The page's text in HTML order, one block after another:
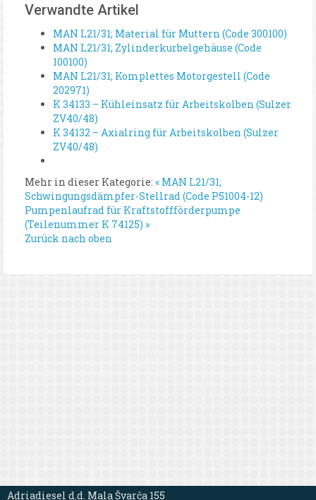
Verwandte Artikel
MAN L21/31; Material für Muttern (Code 300100)
MAN L21/31; Zylinderkurbelgehäuse (Code
100100)
MAN L21/31; Komplettes Motorgestell (Code
202971)
K 34133 – Kühleinsatz für Arbeitskolben (Sulzer
ZV40/48)
K 34132 – Axialring für Arbeitskolben (Sulzer
ZV40/48)
Mehr in dieser Kategorie: « MAN L21/31;
Schwingungsdämpfer-Stellrad (Code P51004-12)
Pumpenlaufrad für Kraftstoffförderpumpe
(Teilenummer K 74125) »
Zurück nach oben
Adriadiesel d.d. Mala Švarča 155